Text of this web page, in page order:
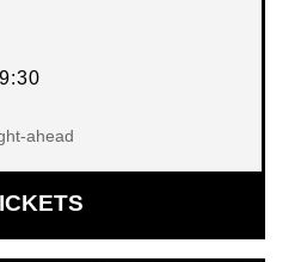
ahead
OPENT
IN